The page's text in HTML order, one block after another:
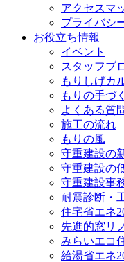
アクセスマ
プライバシ
お役立ち情報
イベント
スタッフブ
もりしげカ
もりの手づ
よくある質
施工の流れ
もりの風
守重建設の
守重建設の
守重建設事
耐震診断・
住宅省エネ
先進的窓リ
みらいエコ
給湯省エネ